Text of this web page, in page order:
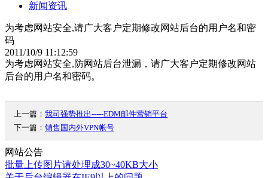
新闻资讯
为考虑网站安全,请广大客户定期修改网站后台的用户名和密
码
2011/10/9 11:12:59
为考虑网站安全,防网站后台泄漏，请广大客户定期修改网站
后台的用户名和密码。
上一篇： 我司强势推出-----EDM邮件营销平台
下一篇： 销售国内外VPN帐号
网站公告
批量上传图片请处理成30~40KB大小